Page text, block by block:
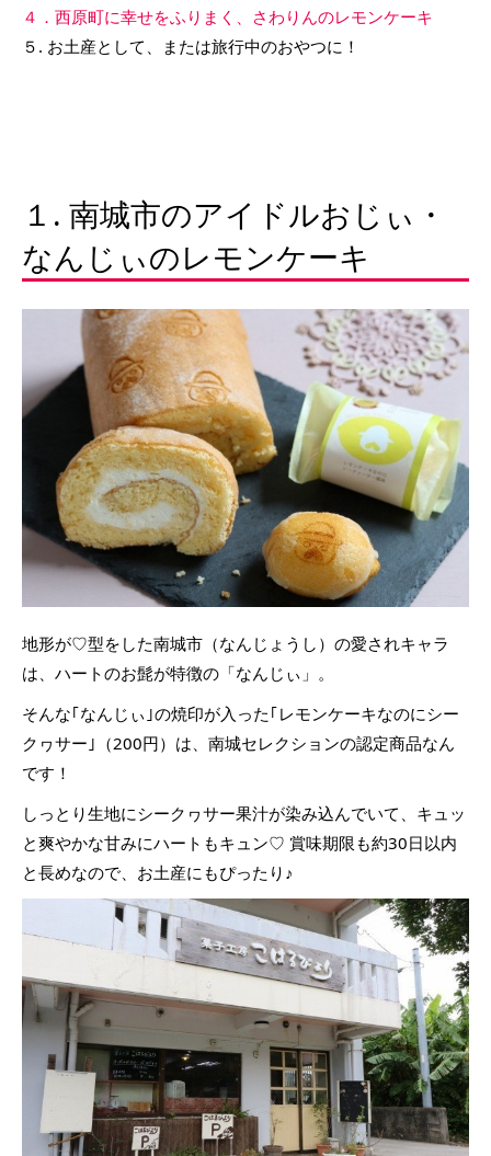
４．西原町に幸せをふりまく、さわりんのレモンケーキ
５. お土産として、または旅行中のおやつに！
１. 南城市のアイドルおじぃ・
なんじぃのレモンケーキ
地形が♡型をした南城市（なんじょうし）の愛されキャラ
は、ハートのお髭が特徴の「なんじぃ」。
そんな｢なんじぃ｣の焼印が入った｢レモンケーキなのにシー
クヮサー｣（200円）は、南城セレクションの認定商品なん
です！
しっとり生地にシークヮサー果汁が染み込んでいて、キュッ
と爽やかな甘みにハートもキュン♡ 賞味期限も約30日以内
と長めなので、お土産にもぴったり♪